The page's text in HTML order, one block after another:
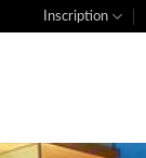
Inscription